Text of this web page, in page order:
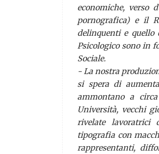
economiche, verso
pornografica) e il
delinquenti e
Psicologico sono in
Sociale.
- La nostra
si spera di
ammontano a
Università, vecchi
rivelate lavoratrici
tipografia con
rappresentanti,